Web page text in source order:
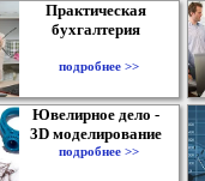
Практическая
бухгалтерия
подробнее >>
Ювелирное дело -
3D моделирование
подробнее >>